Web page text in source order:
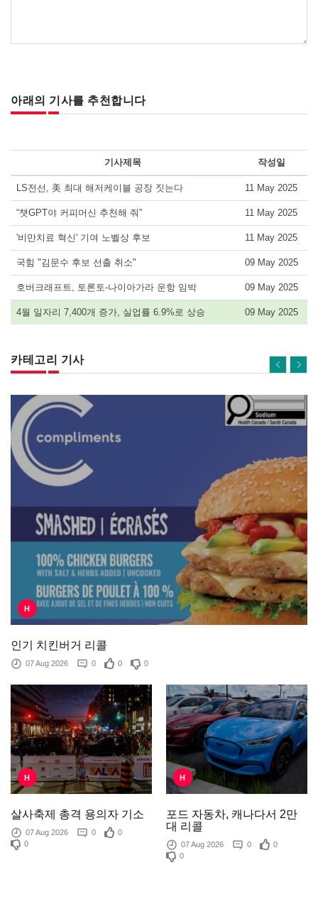
아래의 기사를 추천합니다
기사제목 작성일
LS전선, 美 최대 해저케이블 공장 짓는다 11 May 2025
“챗GPT야 커피머신 추천해 줘” 11 May 2025
'비만치료 혁신' 기여 노벨상 후보 11 May 2025
국힘 "김문수 후보 선출 취소" 09 May 2025
호버크래프트, 토론토-나이아가라 운항 임박 09 May 2025
4월 일자리 7,400개 증가, 실업률 6.9%로 상승 09 May 2025
카테고리 기사
H
인기 치킨버거 리콜
07 Aug 2026 0 0 0
H
살사축제 총격 용의자 기소
07 Aug 2026 0
0
0
H
포드 자동차, 캐나다서 2만
대 리콜
07 Aug 2026 0
0
0